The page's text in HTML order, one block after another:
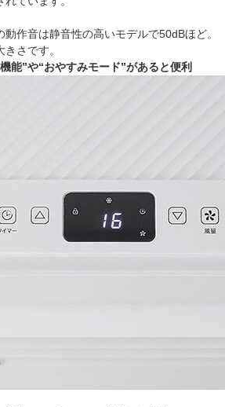
作音は静音性の高いモデルで50dBほど。
さです。
能”や“おやすみモード”があると便利